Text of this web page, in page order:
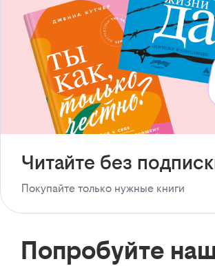
Читайте без
Покупайте только нужные книги
Попробуйте наш